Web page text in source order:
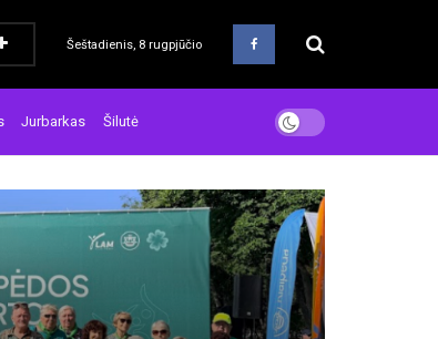
Šeštadienis, 8 rugpjūčio
Jurbarkas Šilutė